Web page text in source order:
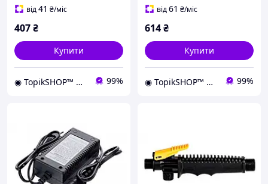
від41 ₴/міс
407₴
Купити
◉ TopikSHOP™ ◉ - онлайн магазин корисних товарів для дому, дачі, саду, майстерні та гаражу 99%
від61 ₴/міс
614₴
Купити
◉ TopikSHOP™ ◉ - онлайн магазин корисних товарів для дому, дачі, саду, майстерні та гаражу 99%